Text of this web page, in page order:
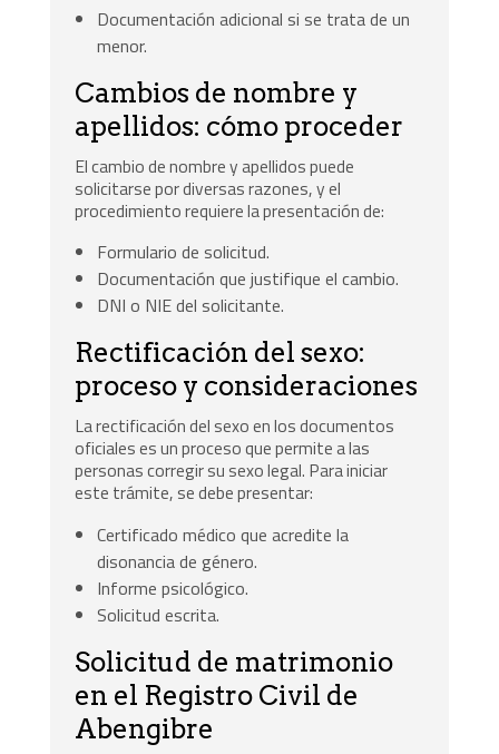
Documentación adicional si se trata de un
menor.
Cambios de nombre y
apellidos: cómo proceder
El cambio de nombre y apellidos puede
solicitarse por diversas razones, y el
procedimiento requiere la presentación de:
Formulario de solicitud.
Documentación que justifique el cambio.
DNI o NIE del solicitante.
Rectificación del sexo:
proceso y consideraciones
La rectificación del sexo en los documentos
oficiales es un proceso que permite a las
personas corregir su sexo legal. Para iniciar
este trámite, se debe presentar:
Certificado médico que acredite la
disonancia de género.
Informe psicológico.
Solicitud escrita.
Solicitud de matrimonio
en el Registro Civil de
Abengibre